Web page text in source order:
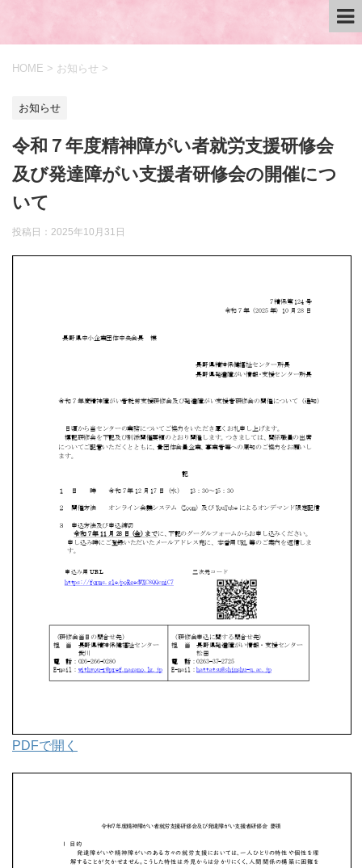
HOME > お知らせ >
お知らせ
令和７年度精神障がい者就労支援研修会
及び発達障がい支援者研修会の開催につ
いて
投稿日： 2025年10月31日
PDFで開く